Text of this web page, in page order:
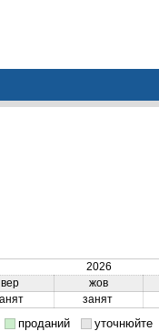
2026
вер жов
занят
проданий уточнюйте